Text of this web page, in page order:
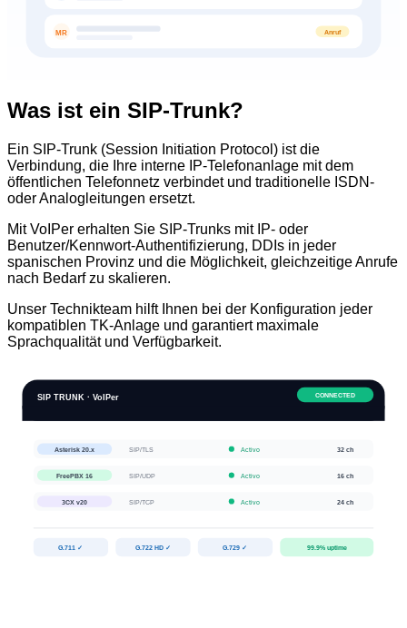
MR Anruf
Was ist ein SIP-Trunk?
Ein SIP-Trunk (Session Initiation Protocol) ist die
Verbindung, die Ihre interne IP-Telefonanlage mit dem
öffentlichen Telefonnetz verbindet und traditionelle ISDN-
oder Analogleitungen ersetzt.
Mit VoIPer erhalten Sie SIP-Trunks mit IP- oder
Benutzer/Kennwort-Authentifizierung, DDIs in jeder
spanischen Provinz und die Möglichkeit, gleichzeitige Anrufe
nach Bedarf zu skalieren.
Unser Technikteam hilft Ihnen bei der Konfiguration jeder
kompatiblen TK-Anlage und garantiert maximale
Sprachqualität und Verfügbarkeit.
SIP TRUNK · VoIPer CONNECTED
Asterisk 20.x SIP/TLS Activo 32ch
FreePBX 16 SIP/UDP Activo 16ch
3CX v20 SIP/TCP Activo 24ch
G.711 ✓ G.722 HD ✓ G.729 ✓ 99.9% uptime